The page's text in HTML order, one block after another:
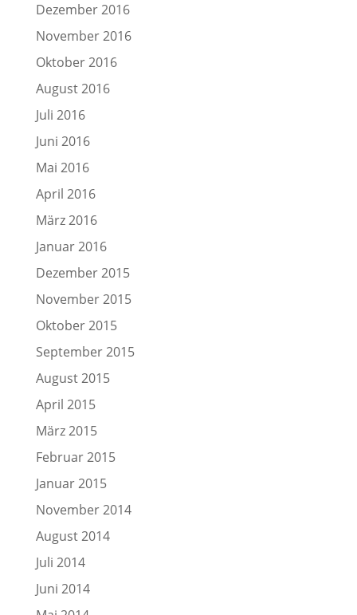
Dezember 2016
November 2016
Oktober 2016
August 2016
Juli 2016
Juni 2016
Mai 2016
April 2016
März 2016
Januar 2016
Dezember 2015
November 2015
Oktober 2015
September 2015
August 2015
April 2015
März 2015
Februar 2015
Januar 2015
November 2014
August 2014
Juli 2014
Juni 2014